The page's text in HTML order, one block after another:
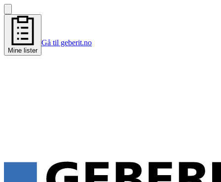
Mine lister
Gå til geberit.no